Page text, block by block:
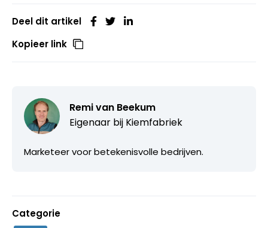
Deel dit artikel
Kopieer link
Remi van Beekum
Eigenaar bij Kiemfabriek
Marketeer voor betekenisvolle bedrijven.
Categorie